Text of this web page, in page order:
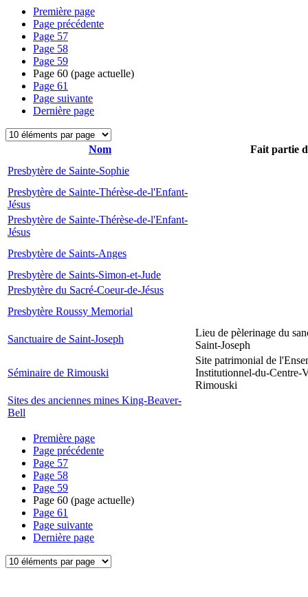
Première page
Page précédente
Page 57
Page 58
Page 59
Page 60 (page actuelle)
Page 61
Page suivante
Dernière page
Nom
Fait partie
Presbytère de Sainte-Sophie
Presbytère de Sainte-Thérèse-de-l'Enfant-
Jésus
Presbytère de Sainte-Thérèse-de-l'Enfant-
Jésus
Presbytère de Saints-Anges
Presbytère de Saints-Simon-et-Jude
Presbytère du Sacré-Coeur-de-Jésus
Presbytère Roussy Memorial
Sanctuaire de Saint-Joseph
Lieu de pèlerinage du
Saint-Joseph
Séminaire de Rimouski
Site patrimonial de
Institutionnel-du-Centre-
Rimouski
Sites des anciennes mines King-Beaver-
Bell
Première page
Page précédente
Page 57
Page 58
Page 59
Page 60 (page actuelle)
Page 61
Page suivante
Dernière page